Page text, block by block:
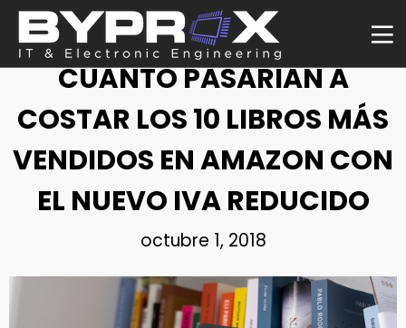
NOTICIA
CUÁNTO PASARÍAN A
COSTAR LOS 10 LIBROS MÁS
VENDIDOS EN AMAZON CON
EL NUEVO IVA REDUCIDO
octubre 1, 2018